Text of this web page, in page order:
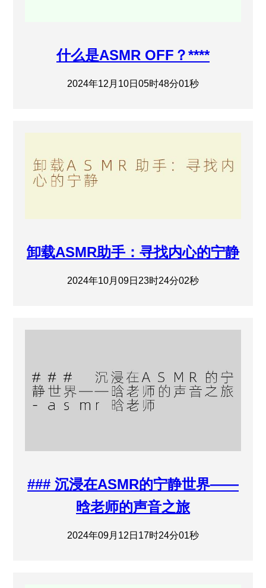
什么是ASMR OFF？****
2024年12月10日05时48分01秒
卸载ASMR助手：寻找内心的宁静
2024年10月09日23时24分02秒
### 沉浸在ASMR的宁静世界——
晗老师的声音之旅
2024年09月12日17时24分01秒